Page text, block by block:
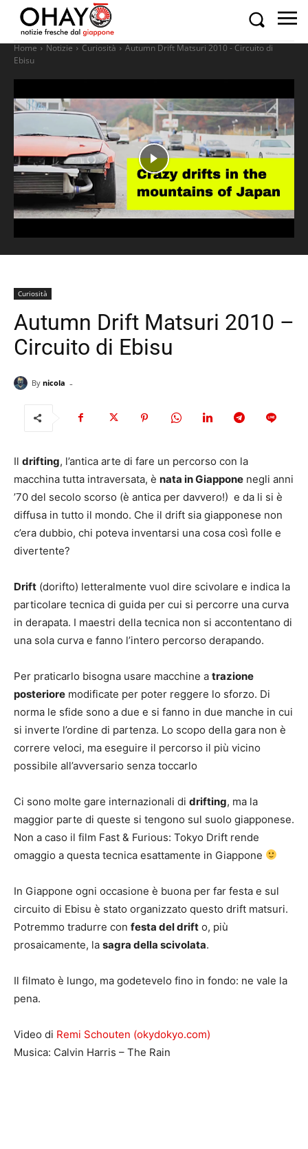
Home Notizie Curiosità
Autumn Drift Matsuri 2010 - Circuito di
Ebisu
Curiosità
Autumn Drift Matsuri 2010 –
Circuito di Ebisu
By nicola -
Il drifting, l’antica arte di fare un percorso con la
macchina tutta intraversata, è nata in Giappone negli anni
’70 del secolo scorso (è antica per davvero!) e da li si è
diffusa in tutto il mondo. Che il drift sia giapponese non
c’era dubbio, chi poteva inventarsi una cosa così folle e
divertente?
Drift (dorifto) letteralmente vuol dire scivolare e indica la
particolare tecnica di guida per cui si percorre una curva
in derapata. I maestri della tecnica non si accontentano di
una sola curva e fanno l’intero percorso derapando.
Per praticarlo bisogna usare macchine a trazione
posteriore modificate per poter reggere lo sforzo. Di
norma le sfide sono a due e si fanno in due manche in cui
si inverte l’ordine di partenza. Lo scopo della gara non è
correre veloci, ma eseguire il percorso il più vicino
possibile all’avversario senza toccarlo
Ci sono molte gare internazionali di drifting, ma la
maggior parte di queste si tengono sul suolo giapponese.
Non a caso il film Fast & Furious: Tokyo Drift rende
omaggio a questa tecnica esattamente in Giappone
In Giappone ogni occasione è buona per far festa e sul
circuito di Ebisu è stato organizzato questo drift matsuri.
Potremmo tradurre con festa del drift o, più
prosaicamente, la sagra della scivolata.
Il filmato è lungo, ma godetevelo fino in fondo: ne vale la
pena.
Video di Remi Schouten (okydokyo.com)
Musica: Calvin Harris – The Rain